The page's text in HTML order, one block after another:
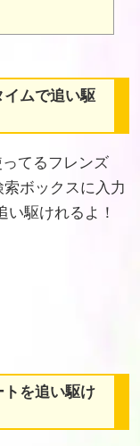
ムで追い駆
てるフレンズ
ボックスに入力
駆けれるよ！
を追い駆け